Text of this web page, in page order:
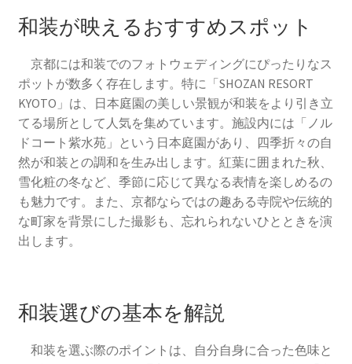
和装が映えるおすすめスポット
京都には和装でのフォトウェディングにぴったりなス
ポットが数多く存在します。特に「SHOZAN RESORT
KYOTO」は、日本庭園の美しい景観が和装をより引き立
てる場所として人気を集めています。施設内には「ノル
ドコート紫水苑」という日本庭園があり、四季折々の自
然が和装との調和を生み出します。紅葉に囲まれた秋、
雪化粧の冬など、季節に応じて異なる表情を楽しめるの
も魅力です。また、京都ならではの趣ある寺院や伝統的
な町家を背景にした撮影も、忘れられないひとときを演
出します。
和装選びの基本を解説
和装を選ぶ際のポイントは、自分自身に合った色味と